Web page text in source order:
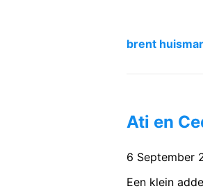
brent
Ati en
6 September
Een klein